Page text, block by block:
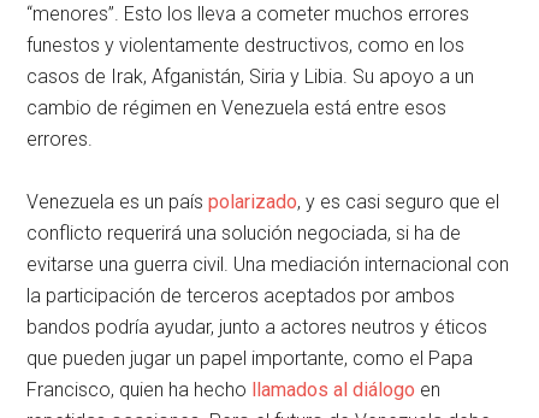
“menores”. Esto los lleva a cometer muchos errores
funestos y violentamente destructivos, como en los
casos de Irak, Afganistán, Siria y Libia. Su apoyo a un
cambio de régimen en Venezuela está entre esos
errores.
Venezuela es un paíspolarizado, y es casi seguro que el
conflicto requerirá una solución negociada, si ha de
evitarse una guerra civil. Una mediación internacional con
la participación de terceros aceptados por ambos
bandos podría ayudar, junto a actores neutros y éticos
que pueden jugar un papel importante, como el Papa
Francisco, quien ha hecho llamados al diálogo en